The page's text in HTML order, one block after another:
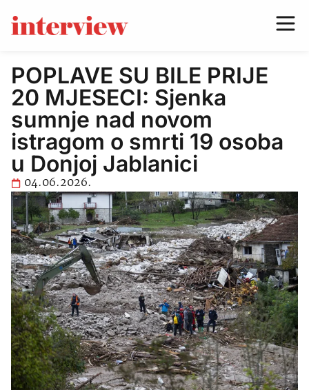
POPLAVE SU BILE PRIJE
20 MJESECI: Sjenka
sumnje nad novom
istragom o smrti 19 osoba
u Donjoj Jablanici
04.06.2026.